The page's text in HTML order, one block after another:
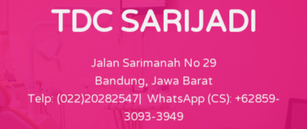
TDC SARIJADI
Jalan Sarimanah No 29
Bandung, Jawa Barat
Telp: (022)20282547| WhatsApp (CS): +62859-
3093-3949